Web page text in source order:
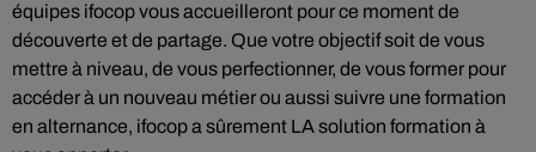
équipes ifocop vous accueilleront pour ce moment de
découverte et de partage. Que votre objectif soit de vous
mettre à niveau, de vous perfectionner, de vous former pour
accéder à un nouveau métier ou aussi suivre une formation
en alternance, ifocop a sûrement LA solution formation à